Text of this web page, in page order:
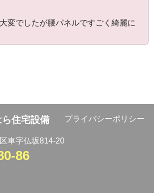
変でしたが腰パネルですごく綺麗に
住宅設備
車字仏坂814-20
86
プライバシーポリシー